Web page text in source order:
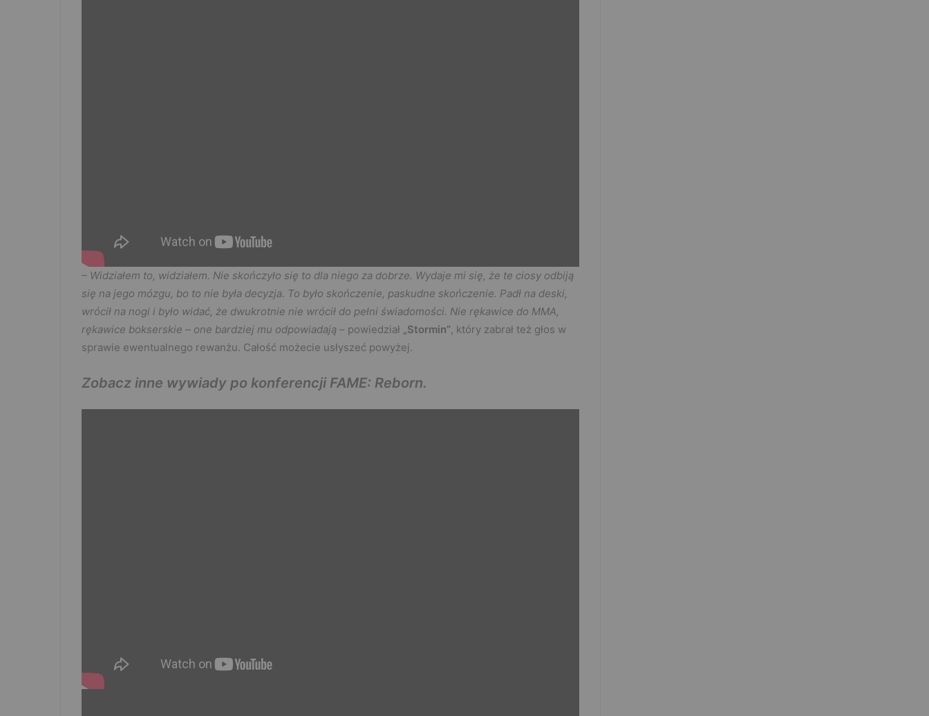
– Widziałem to, widziałem. Nie skończyło się to dla niego za dobrze. Wydaje mi się, że te ciosy odbiją
się na jego mózgu, bo to nie była decyzja. To było skończenie, paskudne skończenie. Padł na deski,
wrócił na nogi i było widać, że dwukrotnie nie wrócił do pełni świadomości. Nie rękawice do MMA,
rękawice bokserskie – one bardziej mu odpowiadają – powiedział „Stormin”, który zabrał też głos w
sprawie ewentualnego rewanżu. Całość możecie usłyszeć powyżej.
Zobacz inne wywiady po konferencji FAME: Reborn.